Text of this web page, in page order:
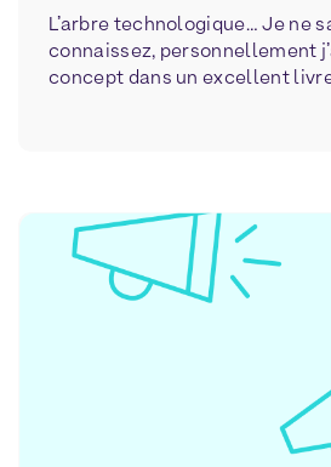
L’arbre technologique… Je ne
connaissez, personnellement
concept dans un excellent